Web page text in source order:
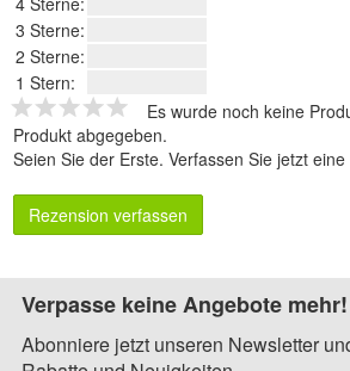
3 Sterne:
2 Sterne:
1 Stern:
Es wurde noch keine
Produkt abgegeben.
Seien Sie der Erste. Verfassen Sie jetzt
Rezension verfassen
Verpasse keine Angebote mehr!
Abonniere jetzt unseren Newsletter